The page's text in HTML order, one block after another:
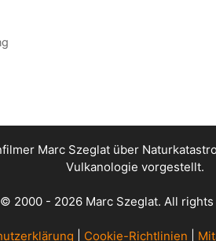
Marc Szeglat über
Vulkanologie vorgestellt.
© 2000 - 2026 Marc Szeglat. All
Cookie-Richtlinien